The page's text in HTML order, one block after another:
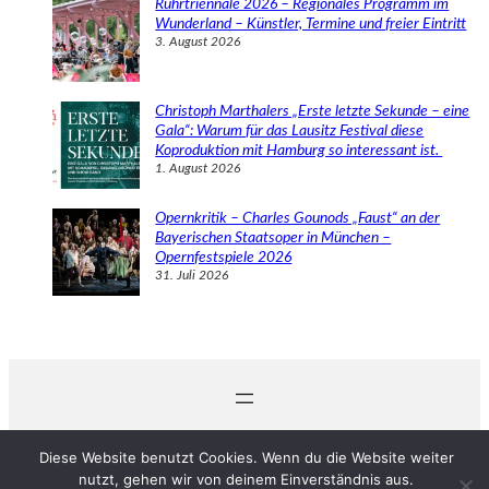
Ruhrtriennale 2026 – Regionales Programm im
Wunderland – Künstler, Termine und freier Eintritt
3. August 2026
Christoph Marthalers „Erste letzte Sekunde – eine
Gala“: Warum für das Lausitz Festival diese
Koproduktion mit Hamburg so interessant ist.
1. August 2026
Opernkritik – Charles Gounods „Faust“ an der
Bayerischen Staatsoper in München –
Opernfestspiele 2026
31. Juli 2026
Diese Website benutzt Cookies. Wenn du die Website weiter
nutzt, gehen wir von deinem Einverständnis aus.